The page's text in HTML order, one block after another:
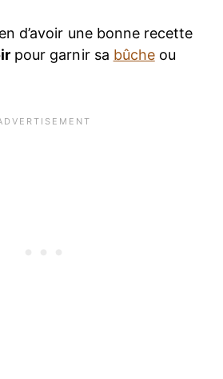
d’avoir une bonne recette
pour garnir sa bûcheou